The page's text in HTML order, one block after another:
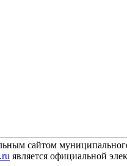
сайтом
является официальной